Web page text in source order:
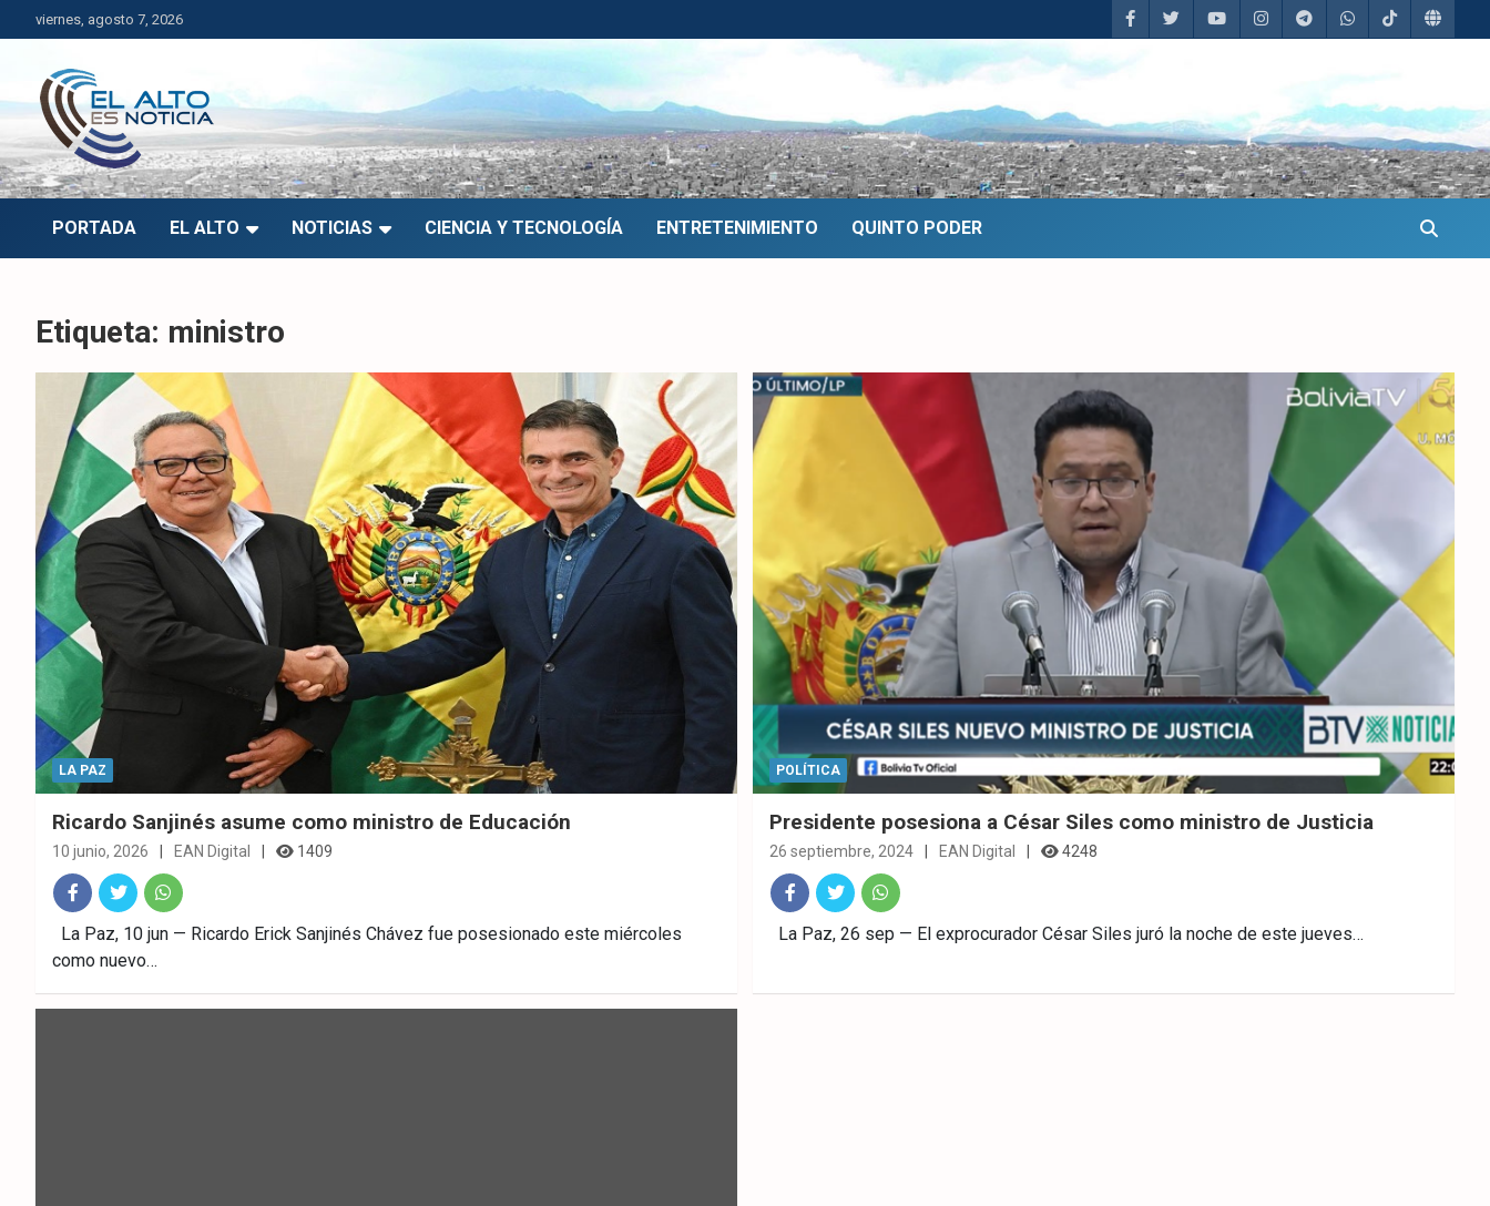
Saltar
al
contenido
viernes, agosto 7, 2026
El Alto es Noticia
Últimas noticias de El Alto, Bolivia y el mundo.
PORTADA EL ALTO NOTICIAS CIENCIA Y TECNOLOGÍA ENTRETENIMIENTO QUINTO PODER
Etiqueta: ministro
LA PAZ
Ricardo Sanjinés asume como ministro de Educación
10 junio, 2026 EAN Digital 1409
Fac
ebo
ok
Twitt
er
What
sAp
p
La Paz, 10 jun — Ricardo Erick Sanjinés Chávez fue posesionado este miércoles
como nuevo…
POLÍTICA
Presidente posesiona a César Siles como ministro de Justicia
26 septiembre, 2024 EAN Digital 4248
Fac
Twitt What
La Paz, 26 sep — El exprocurador César Siles juró la noche de este jueves…